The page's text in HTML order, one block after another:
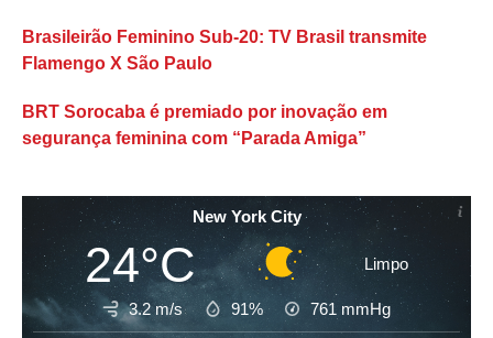
Brasileirão Feminino Sub-20: TV Brasil transmite
Flamengo X São Paulo
BRT Sorocaba é premiado por inovação em
segurança feminina com “Parada Amiga”
New York City
24°C Limpo
3.2 m/s 91% 761 mmHg